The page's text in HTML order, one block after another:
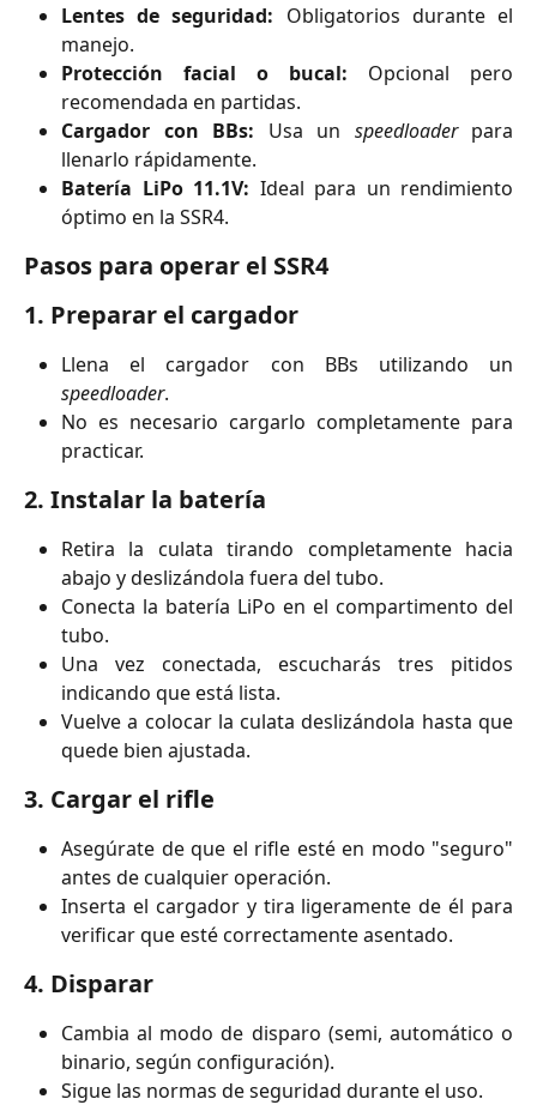
Lentes de seguridad: Obligatorios durante el
manejo.
Protección facial o bucal: Opcional pero
recomendada en partidas.
Cargador con BBs: Usa un speedloaderpara
llenarlo rápidamente.
Batería LiPo 11.1V: Ideal para un rendimiento
óptimo en la SSR4.
Pasos para operar el SSR4
1. Preparar el cargador
Llena el cargador con BBs utilizando un
speedloader.
No es necesario cargarlo completamente para
practicar.
2. Instalar la batería
Retira la culata tirando completamente hacia
abajo y deslizándola fuera del tubo.
Conecta la batería LiPo en el compartimento del
tubo.
Una vez conectada, escucharás tres pitidos
indicando que está lista.
Vuelve a colocar la culata deslizándola hasta que
quede bien ajustada.
3. Cargar el rifle
Asegúrate de que el rifle esté en modo "seguro"
antes de cualquier operación.
Inserta el cargador y tira ligeramente de él para
verificar que esté correctamente asentado.
4. Disparar
Cambia al modo de disparo (semi, automático o
binario, según configuración).
Sigue las normas de seguridad durante el uso.